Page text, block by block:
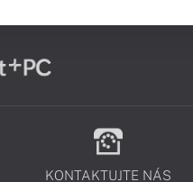
KONTAKTUJTE NÁS